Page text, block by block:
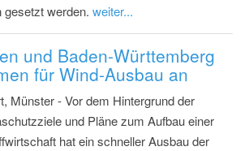
gesetzt werden. weiter...
und Baden-Württemberg
für Wind-Ausbau an
Münster - Vor dem Hintergrund der
und Pläne zum Aufbau einer
hat ein schneller Ausbau der